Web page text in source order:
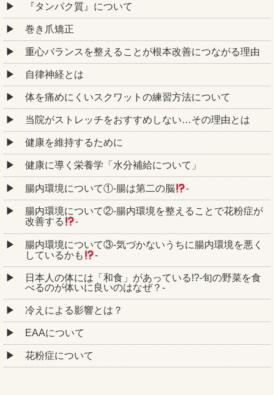
『タンパク質』について
巻き爪矯正
重心バランスを整えることが根本改善につながる理由
自律神経とは
体を痛めにくいスクワットの練習方法について
当院がストレッチをおすすめしない…その理由とは
健康を維持するために
健康に導く栄養学「水分補給について」
腸内環境について①‐腸は第二の脳 ‐
腸内環境について②‐腸内環境を整えることで花粉症が
改善する
‐
腸内環境について③‐気づかないうちに腸内環境を悪く
しているかも
‐
日本人の体には「和食」があっている!?-旬の野菜を食
べるのが体いに良いのはなぜ？-
冷えによる影響とは？
EAAについて
花粉症について